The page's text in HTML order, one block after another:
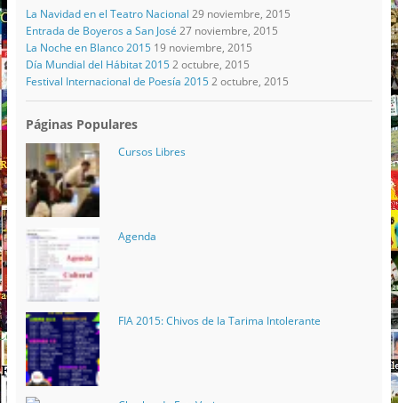
La Navidad en el Teatro Nacional 29 noviembre, 2015
Entrada de Boyeros a San José 27 noviembre, 2015
La Noche en Blanco 2015 19 noviembre, 2015
Día Mundial del Hábitat 2015 2 octubre, 2015
Festival Internacional de Poesía 2015 2 octubre, 2015
Páginas Populares
Cursos Libres
Agenda
FIA 2015: Chivos de la Tarima Intolerante